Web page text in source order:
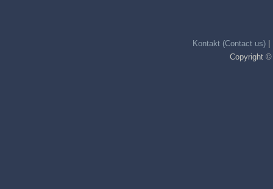
Kontakt (Contact us)|
Copyright ©